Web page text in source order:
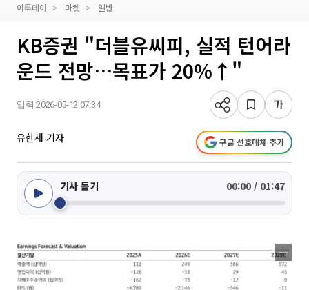
이투데이 마켓 일반
KB증권 "더블유씨피, 실적 턴어라
운드 전망…목표가 20%↑"
입력 2026-05-12 07:34
유한새 기자 구글 선호매체 추가
기사 듣기 00:00 / 01:47